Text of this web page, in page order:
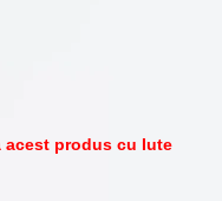
produs cu Iute